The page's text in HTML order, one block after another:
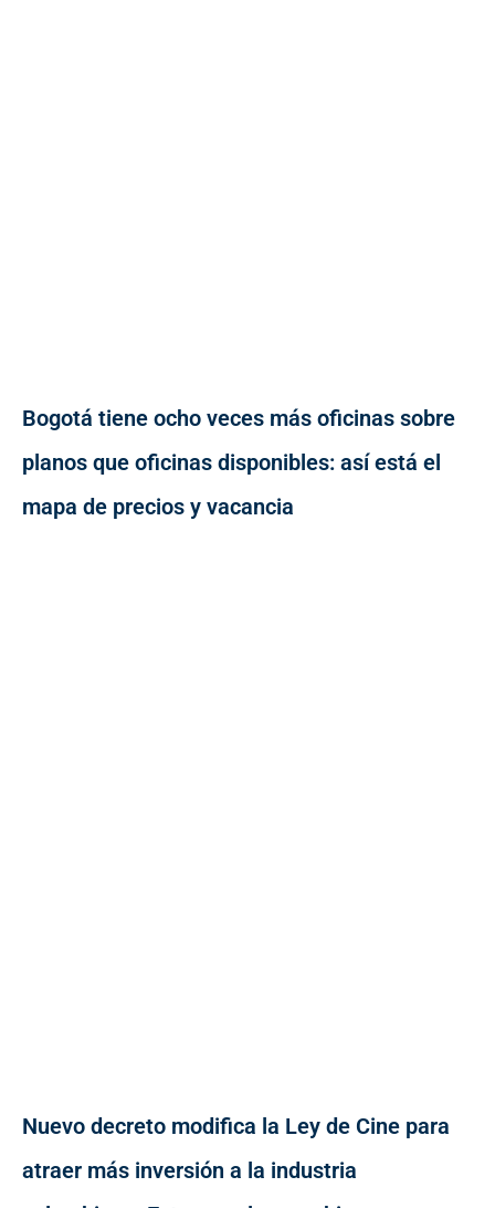
Bogotá tiene ocho veces más oficinas sobre
planos que oficinas disponibles: así está el
mapa de precios y vacancia
Nuevo decreto modifica la Ley de Cine para
atraer más inversión a la industria